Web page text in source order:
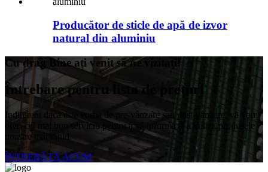
Producător de sticle de apă de izvor
natural din aluminiu
Cu drag Bine ați venit să ne vizitați!
Întrebare pentru lista de prețuri
Indiferent dacă este vorba de pre-vânzare sau post-vânzare, vă vom
oferi cel mai bun serviciu pentru a vă informa și a utiliza produsele
noastre mai rapid.
ÎNTREBĂTĂ ACUM